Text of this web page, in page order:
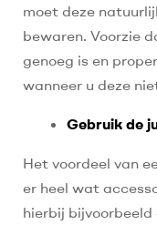
moet deze
bewaren. Voorzie
genoeg is en
wanneer u deze
Gebruik de
Het voordeel van
er heel wat
hierbij bijvoorbeeld